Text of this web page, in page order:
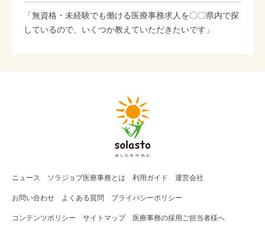
「無資格・未経験でも働ける医療事務求人を〇〇県内で探
しているので、いくつか教えていただきたいです」
ニュース ソラジョブ医療事務 とは 利用ガイド 運営会社
お問い合わせ よくある質問 プライバシーポリシー
コンテンツポリシー サイトマップ 医療事務の採用ご担当者様へ